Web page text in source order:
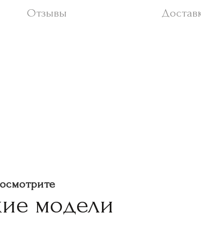
Отзывы
модели